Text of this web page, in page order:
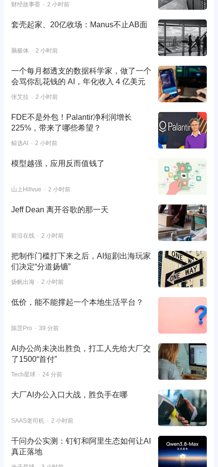
财经故事荟 2 小时前
套壳起家、20亿收场：Manus不止AB面
脑极体 2 小时前
一个每月都透支的数据科学家，做了一个
会骂你乱花钱的 AI，年化收入 4 亿美元
张艾拉 2 小时前
FDE不是外包！Palantir净利润增长
225%，带来了哪些希望？
鲸选AI 2 小时前
模型越强，应用反而值钱了
山上Hillvue 2 小时前
Jeff Dean 离开谷歌的那一天
前沿在线 2 小时前
把制作门槛打下来之后，AI短剧出海玩家
们决定“分道扬镳”
扬帆出海 2 小时前
低价，能不能撑起一个本地生活平台？
陈罡Pro 39 分前
AI办公尚未决出胜负，打工人先给大厂交
了1500“首付”
Tech星球 24 分前
大厂AI办公入口大战，胜负手在哪
SAAS老司机 2 小时前
千问办公实测：钉钉和阿里生态如何让AI
真正落地